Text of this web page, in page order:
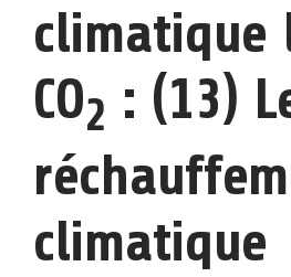
climatique
CO2 : (13)
climatique